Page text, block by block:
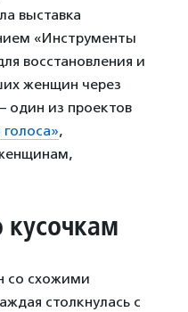
выставка
«Инструменты
восстановления и
женщин через
один из проектов
,
кусочкам
со схожими
столкнулась с